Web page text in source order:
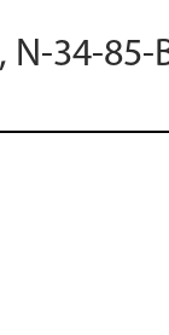
N-34-85-